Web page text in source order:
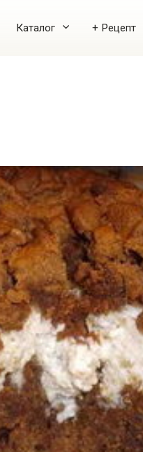
Каталог + Рецепт